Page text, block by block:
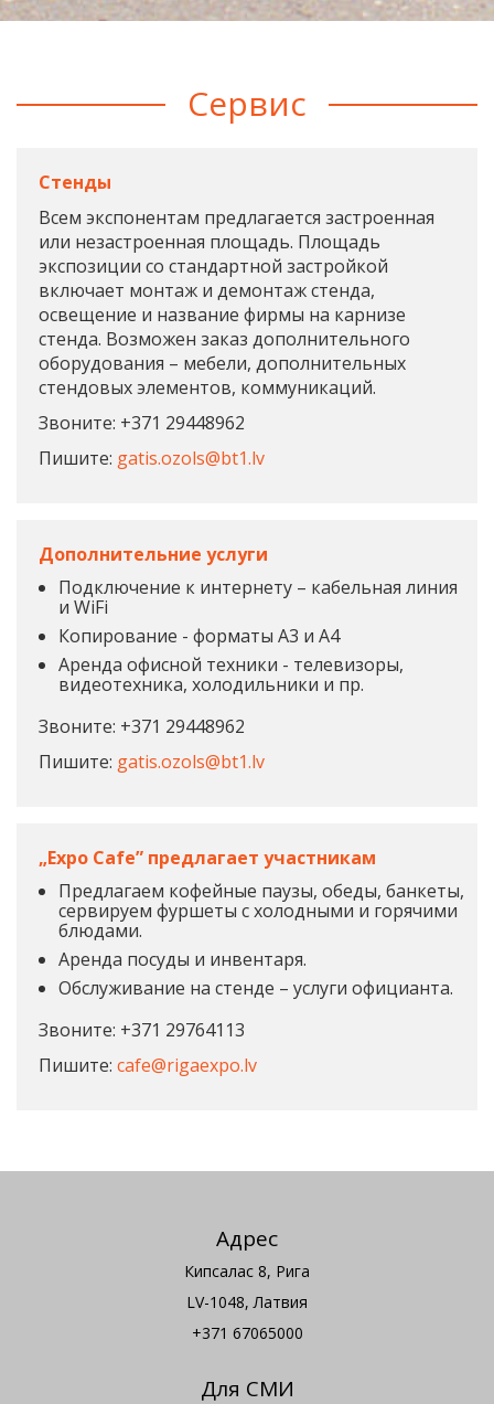
Сервис
Стенды
Всем экспонентам предлагается застроенная
или незастроенная площадь. Площадь
экспозиции со стандартной застройкой
включает монтаж и демонтаж стенда,
освещение и название фирмы на карнизе
стенда. Возможен заказ дополнительного
оборудования – мебели, дополнительных
стендовых элементов, коммуникаций.
Звоните: +371 29448962
Пишите: gatis.ozols@bt1.lv
Дополнительние услуги
Подключение к интернету – кабельная линия
и WiFi
Копирование - форматы A3 и A4
Аренда офисной техники - телевизоры,
видеотехника, холодильники и пр.
Звоните: +371 29448962
Пишите: gatis.ozols@bt1.lv
„Expo Cafe” предлагает участникам
Предлагаем кофейные паузы, обеды, банкеты,
сервируем фуршеты с холодными и горячими
блюдами.
Аренда посуды и инвентаря.
Обслуживание на стенде – услуги официанта.
Звоните: +371 29764113
Пишите: cafe@rigaexpo.lv
Адрес
Кипсалас 8, Рига
LV-1048, Латвия
+371 67065000
Для СМИ